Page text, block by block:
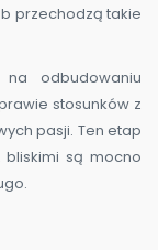
przechodzą takie
odbudowaniu
stosunków z
pasji. Ten etap
bliskimi są mocno